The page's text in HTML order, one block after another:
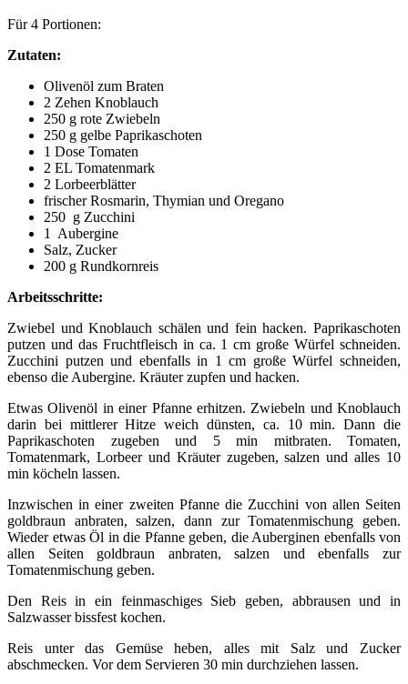
Für 4 Portionen:
Zutaten:
Olivenöl zum Braten
2 Zehen Knoblauch
250 g rote Zwiebeln
250 g gelbe Paprikaschoten
1 Dose Tomaten
2 EL Tomatenmark
2 Lorbeerblätter
frischer Rosmarin, Thymian und Oregano
250 g Zucchini
1 Aubergine
Salz, Zucker
200 g Rundkornreis
Arbeitsschritte:
Zwiebel und Knoblauch schälen und fein hacken. Paprikaschoten
putzen und das Fruchtfleisch in ca. 1 cm große Würfel schneiden.
Zucchini putzen und ebenfalls in 1 cm große Würfel schneiden,
ebenso die Aubergine. Kräuter zupfen und hacken.
Etwas Olivenöl in einer Pfanne erhitzen. Zwiebeln und Knoblauch
darin bei mittlerer Hitze weich dünsten, ca. 10 min. Dann die
Paprikaschoten zugeben und 5 min mitbraten. Tomaten,
Tomatenmark, Lorbeer und Kräuter zugeben, salzen und alles 10
min köcheln lassen.
Inzwischen in einer zweiten Pfanne die Zucchini von allen Seiten
goldbraun anbraten, salzen, dann zur Tomatenmischung geben.
Wieder etwas Öl in die Pfanne geben, die Auberginen ebenfalls von
allen Seiten goldbraun anbraten, salzen und ebenfalls zur
Tomatenmischung geben.
Den Reis in ein feinmaschiges Sieb geben, abbrausen und in
Salzwasser bissfest kochen.
Reis unter das Gemüse heben, alles mit Salz und Zucker
abschmecken. Vor dem Servieren 30 min durchziehen lassen.